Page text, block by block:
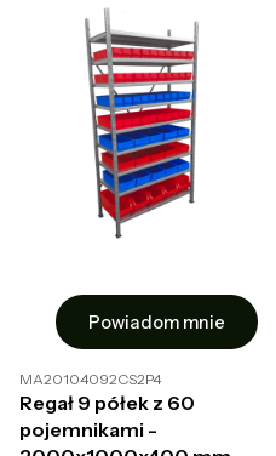
Powiadom mnie
MA20104092CS2P4
Regał 9 półek z 60
pojemnikami -